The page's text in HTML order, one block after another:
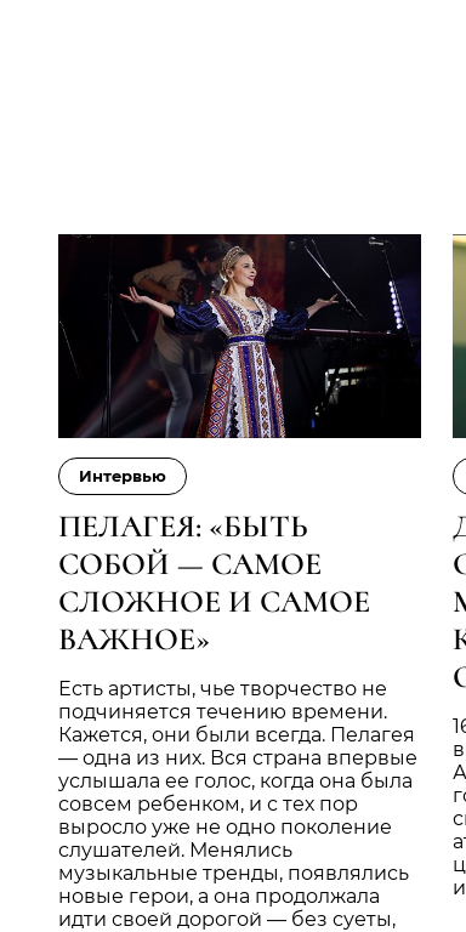
Интервью
ПЕЛАГЕЯ: «БЫТЬ
СОБОЙ — САМОЕ
СЛОЖНОЕ И САМОЕ
ВАЖНОЕ»
Есть артисты, чье творчество не
подчиняется течению времени.
Кажется, они были всегда. Пелагея
— одна из них. Вся страна впервые
услышала ее голос, когда она была
совсем ребенком, и с тех пор
выросло уже не одно поколение
слушателей. Менялись
музыкальные тренды, появлялись
новые герои, а она продолжала
идти своей дорогой — без суеты,